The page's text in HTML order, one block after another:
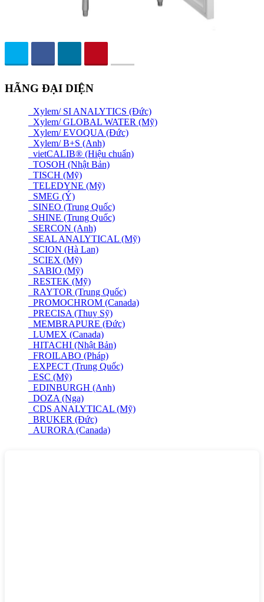
HÃNG ĐẠI DIỆN
Xylem/ SI ANALYTICS (Đức)
Xylem/ GLOBAL WATER (Mỹ)
Xylem/ EVOQUA (Đức)
Xylem/ B+S (Anh)
vietCALIB® (Hiệu chuẩn)
TOSOH (Nhật Bản)
TISCH (Mỹ)
TELEDYNE (Mỹ)
SMEG (Ý)
SINEO (Trung Quốc)
SHINE (Trung Quốc)
SERCON (Anh)
SEAL ANALYTICAL (Mỹ)
SCION (Hà Lan)
SCIEX (Mỹ)
SABIO (Mỹ)
RESTEK (Mỹ)
RAYTOR (Trung Quốc)
PROMOCHROM (Canada)
PRECISA (Thuỵ Sỹ)
MEMBRAPURE (Đức)
LUMEX (Canada)
HITACHI (Nhật Bản)
FROILABO (Pháp)
EXPECT (Trung Quốc)
ESC (Mỹ)
EDINBURGH (Anh)
DOZA (Nga)
CDS ANALYTICAL (Mỹ)
BRUKER (Đức)
AURORA (Canada)